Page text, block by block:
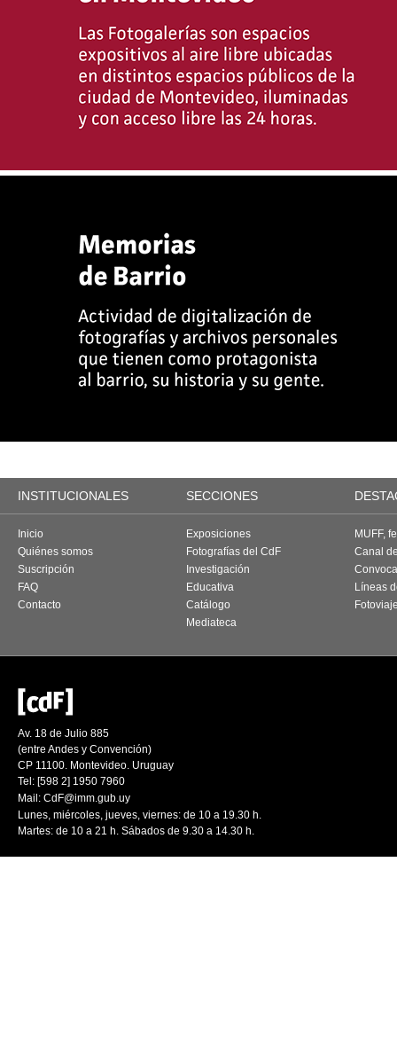
INSTITUCIONALES SECCIONES
Inicio
Quiénes somos
Suscripción
FAQ
Contacto
Exposiciones
Fotografías del CdF
Investigación
Educativa
Catálogo
Mediateca
MUFF,
Canal
Líneas
Av. 18 de Julio 885
(entre Andes y Convención)
CP 11100. Montevideo. Uruguay
Tel: [598 2] 1950 7960
Mail: CdF@imm.gub.uy
Lunes, miércoles, jueves, viernes: de 10 a 19.30 h.
Martes: de 10 a 21 h. Sábados de 9.30 a 14.30 h.